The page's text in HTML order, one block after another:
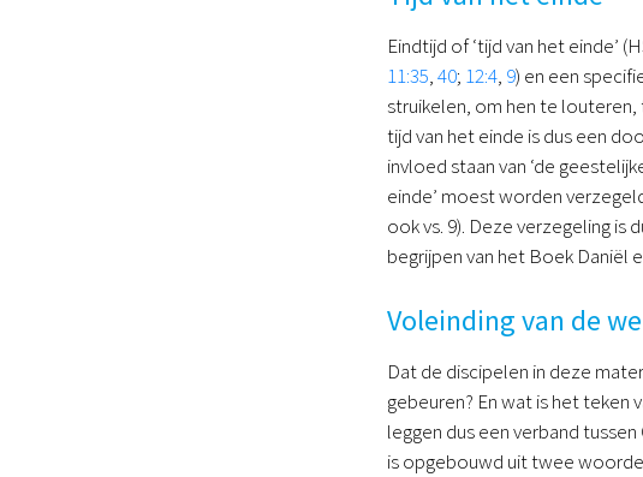
Eindtijd of ‘tijd van het einde’
11:35,40; 12:4, 9) en een
struikelen, om hen te
tijd van het einde is dus een
invloed staan van ‘de
einde’ moest worden
ook vs. 9). Deze verzegeling is
begrijpen van het Boek Daniël
Voleinding van de
Dat de discipelen in deze
gebeuren? En wat is het teken
leggen dus een verband
is opgebouwd uit twee